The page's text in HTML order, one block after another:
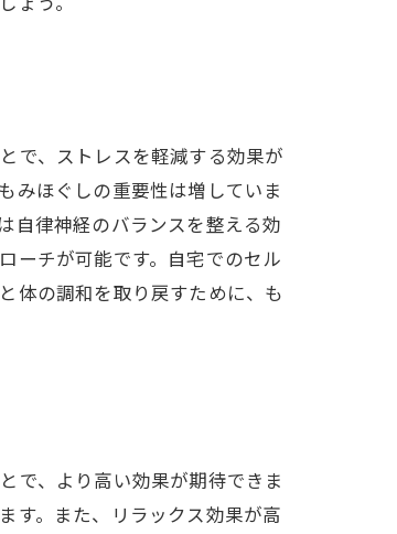
で、ストレスを軽減する効果が
みほぐしの重要性は増していま
自律神経のバランスを整える効
ーチが可能です。自宅でのセル
体の調和を取り戻すために、も
で、より高い効果が期待できま
す。また、リラックス効果が高